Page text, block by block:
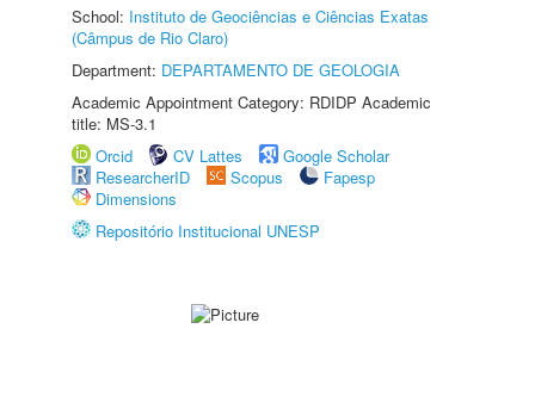
School: Instituto de Geociências e Ciências Exatas
(Câmpus de Rio Claro)
Department: DEPARTAMENTO DE GEOLOGIA
Academic Appointment Category: RDIDP Academic
title: MS-3.1
Orcid
CV Lattes
Google Scholar
ResearcherID
Scopus
Fapesp
Dimensions
Repositório Institucional UNESP